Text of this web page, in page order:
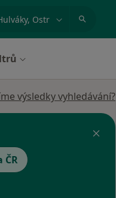
výsledky vyhledávání?